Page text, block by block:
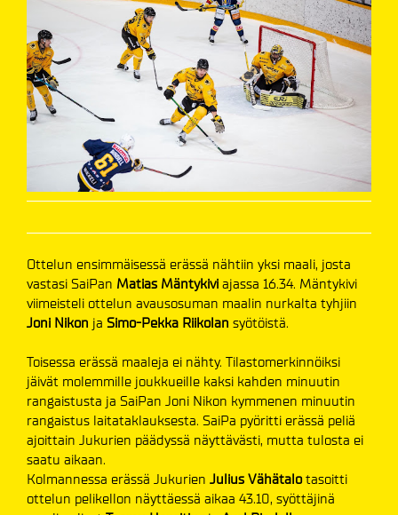
Ottelun ensimmäisessä erässä nähtiin yksi maali, josta
vastasi SaiPan Matias Mäntykivi ajassa 16.34. Mäntykivi
viimeisteli ottelun avausosuman maalin nurkalta tyhjiin
Joni Nikon ja Simo-Pekka Riikolan syötöistä.
Toisessa erässä maaleja ei nähty. Tilastomerkinnöiksi
jäivät molemmille joukkueille kaksi kahden minuutin
rangaistusta ja SaiPan Joni Nikon kymmenen minuutin
rangaistus laitataklauksesta. SaiPa pyöritti erässä peliä
ajoittain Jukurien päädyssä näyttävästi, mutta tulosta ei
saatu aikaan.
Kolmannessa erässä Jukurien Julius Vähätalotasoitti
ottelun pelikellon näyttäessä aikaa 43.10, syöttäjinä